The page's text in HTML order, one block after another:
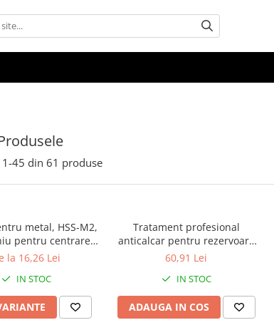
1-45 din 61 produse
metal, HSS-M2,
pentru centrare,
Gher
la 16,26 Lei
IN STOC
Tratament profesional
anticalcar pentru rezervoare
WC, Faren F200, 1l
60,91 Lei
IN STOC
ADAUGA IN COS